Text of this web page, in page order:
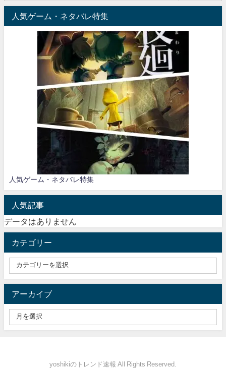
人気ゲーム・ネタバレ特集
人気ゲーム・ネタバレ特集
人気記事
データはありません
カテゴリー
アーカイブ
yoshikiのトレンド速報 All Rights Reserved.